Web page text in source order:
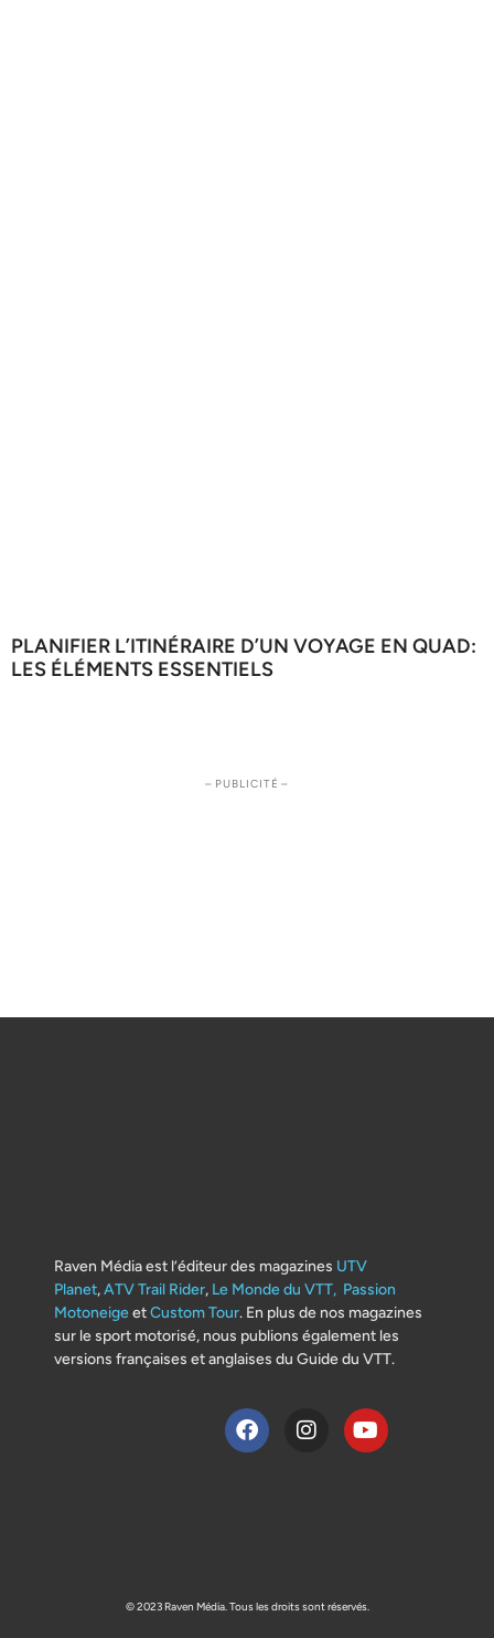
PLANIFIER L’ITINÉRAIRE D’UN VOYAGE EN QUAD:
LES ÉLÉMENTS ESSENTIELS
– PUBLICITÉ –
Raven Média est l’éditeur des magazines UTV
Planet,ATV Trail Rider, Le Monde du VTT, Passion
MotoneigeetCustom Tour. En plus de nos magazines
sur le sport motorisé, nous publions également les
versions françaises et anglaises du Guide du VTT.
© 2023 Raven Média. Tous les droits sont réservés.